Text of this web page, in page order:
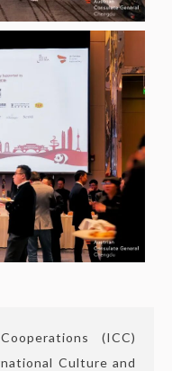
(ICC)
Culture and